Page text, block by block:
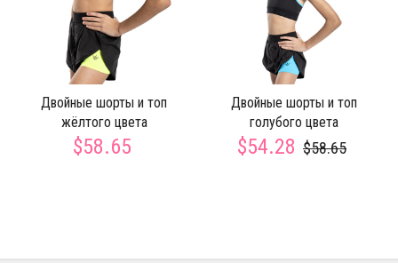
Двойные шорты и топ
жёлтого цвета
$58.65
Двойные шорты и топ
голубого цвета
$54.28 $58.65